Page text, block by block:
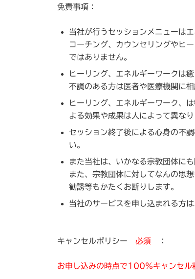
免責事項：
当社が行うセッションメニューは
コーチング、カウンセリングやヒ
ではありません。
ヒーリング、エネルギーワークは
不調のある方は医者や医療機関に
ヒーリング、エネルギーワーク、
よる効果や成果は人によって異なり
セッション終了後による心身の不
い。
また当社は、いかなる宗教団体にも
また、宗教団体に対してなんの思
勧誘等もかたくお断りします。
当社のサービスを申し込まれる方
キャンセルポリシー 必須 ：
お申し込みの時点で100％キャンセル